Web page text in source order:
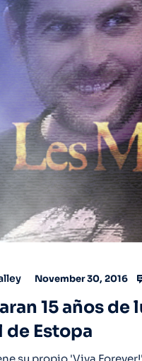
November 30, 2016
15 años
de Estopa